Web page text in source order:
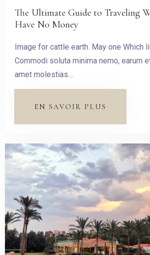
The Ultimate Guide to Traveling
Have No Money
Image for cattle earth. May one Which
Commodi soluta minima nemo, earum
amet molestias…
EN SAVOIR PLUS